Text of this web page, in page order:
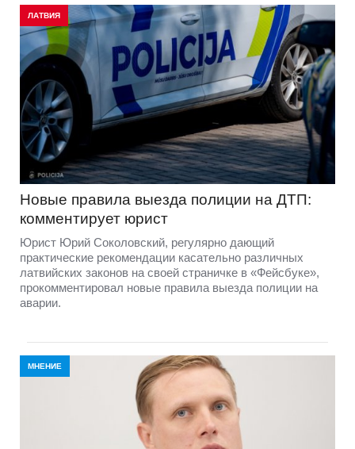
ЛАТВИЯ
Новые правила выезда полиции на ДТП:
комментирует юрист
Юрист Юрий Соколовский, регулярно дающий
практические рекомендации касательно различных
латвийских законов на своей страничке в «Фейсбуке»,
прокомментировал новые правила выезда полиции на
аварии.
МНЕНИЕ